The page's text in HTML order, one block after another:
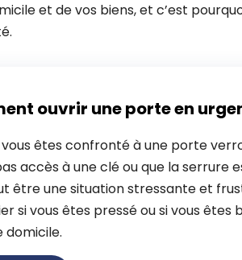
et de vos biens, et c’est
ouvrir une porte en
vous êtes confronté à une porte
accès à une clé ou que la serrure
être une situation stressante et
si vous êtes pressé ou si vous êtes
domicile.